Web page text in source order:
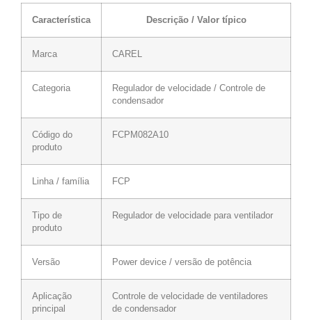
Característica Descrição / Valor típico
Marca CAREL
Categoria
Regulador de velocidade / Controle de
condensador
Código do
produto
FCPM082A10
Linha / família FCP
Tipo de
produto
Regulador de velocidade para ventilador
Versão Power device / versão de potência
Aplicação
principal
Controle de velocidade de ventiladores
de condensador